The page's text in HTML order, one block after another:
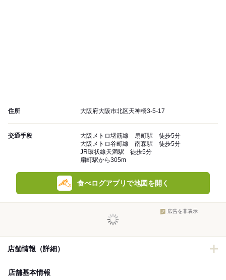
住所 大阪府大阪市北区天神橋3-5-17
交通手段
大阪メトロ堺筋線 扇町駅 徒歩5分
大阪メトロ谷町線 南森駅 徒歩5分
JR環状線天満駅 徒歩5分
扇町駅から305m
食べログアプリで地図を開く
広告を非表示
店舗情報（詳細）
店舗基本情報